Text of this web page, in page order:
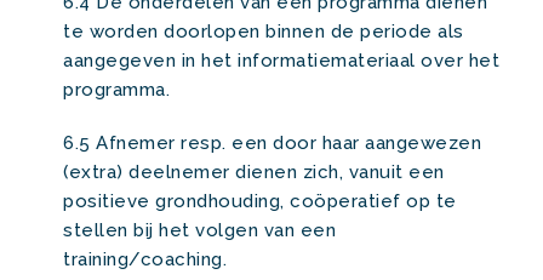
te worden doorlopen binnen de periode als
aangegeven in het informatiemateriaal over het
programma.
6.5 Afnemer resp. een door haar aangewezen
(extra) deelnemer dienen zich, vanuit een
positieve grondhouding, coöperatief op te
stellen bij het volgen van een
training/coaching.